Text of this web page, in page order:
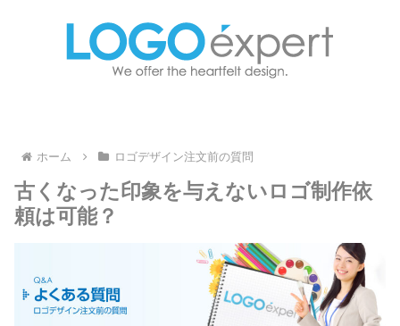
ホーム ロゴデザイン注文前の質問
古くなった印象を与えないロゴ制作依
頼は可能？